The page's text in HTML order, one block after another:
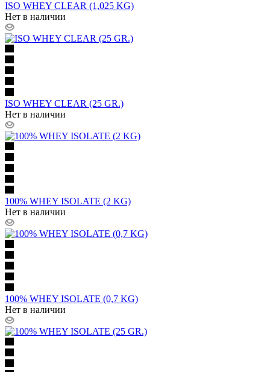
ISO WHEY CLEAR (1,025 KG)
Нет в наличии
ISO WHEY CLEAR (25 GR.)
Нет в наличии
100% WHEY ISOLATE (2 KG)
Нет в наличии
100% WHEY ISOLATE (0,7 KG)
Нет в наличии